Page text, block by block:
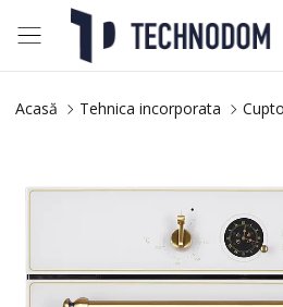
Acasă Tehnica incorporata